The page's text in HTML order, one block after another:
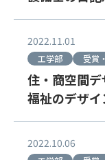
2022.11.01
工学部 受賞
住・商空間
福祉のデザ
2022.10.06